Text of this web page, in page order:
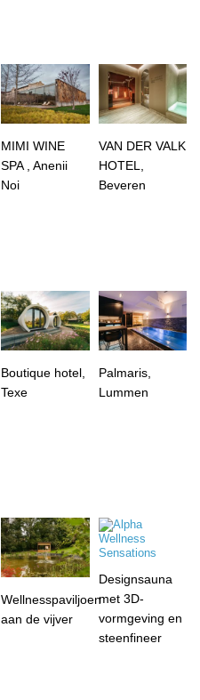
MIMI WINE
SPA , Anenii
Noi
VAN DER VALK
HOTEL,
Beveren
Boutique hotel,
Texe
Palmaris,
Lummen
Wellnesspaviljoen
aan de vijver
Designsauna
met 3D-
vormgeving en
steenfineer